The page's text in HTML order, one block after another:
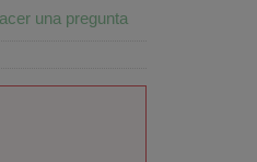
una pregunta